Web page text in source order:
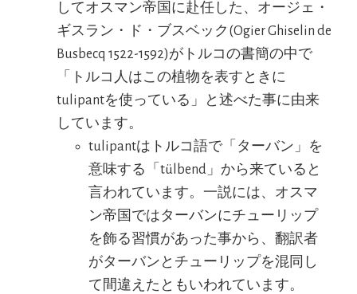
してオスマン帝国に赴任した、オージェ・
ギスラン・ド・ブスベック(Ogier Ghiselin de
Busbecq 1522-1592)がトルコの書簡の中で
「トルコ人はこの植物を表すときに
tulipantを使っている」と述べた事に由来
しています。
tulipantはトルコ語で「ターバン」を
意味する「tülbend」から来ていると
言われています。一説には、オスマ
ン帝国ではターバンにチューリップ
を飾る習慣があった事から、翻訳者
がターバンとチューリップを混同し
て間違えたともいわれています。